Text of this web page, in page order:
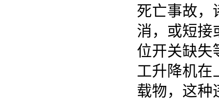
死亡事故，
消，或短接
位开关缺失
工升降机在
载物，这种